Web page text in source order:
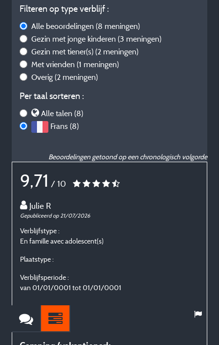
Filteren op type verblijf :
Alle beoordelingen (8 meningen)
Gezin met jonge kinderen (3 meningen)
Gezin met tiener(s) (2 meningen)
Met vrienden (1 meningen)
Overig (2 meningen)
Per taal sorteren :
Alle talen (8)
Frans (8)
Beoordelingen getoond op een chronologisch volgorde
9,71 / 10
Julie R
Gepubliceerd op 21/07/2026
Verblijfstype :
En famille avec adolescent(s)
Plaatstype :
Verblijfsperiode :
van 01/01/0001 tot 01/01/0001